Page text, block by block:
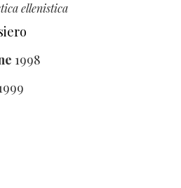
ellenistica
1998